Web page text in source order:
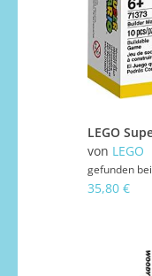
von LEGO
gefunden bei
35,80 €